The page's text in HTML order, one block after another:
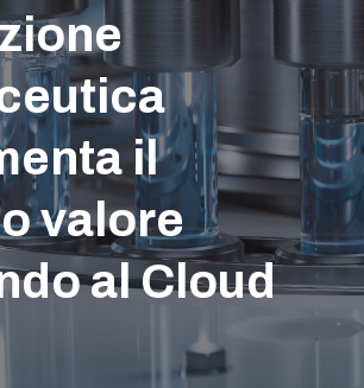
il
valore
al Cloud